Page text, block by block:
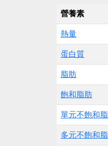
營養素
熱量
蛋白質
脂肪
飽和脂肪
單元不飽和
多元不飽和